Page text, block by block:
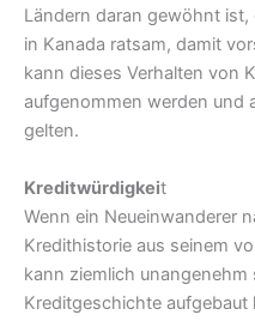
Ländern daran gewöhnt
in Kanada ratsam, damit
kann dieses Verhalten von
aufgenommen werden und
gelten.
Kreditwürdigkeit
Wenn ein Neueinwanderer
Kredithistorie aus seinem
kann ziemlich unangenehm
Kreditgeschichte